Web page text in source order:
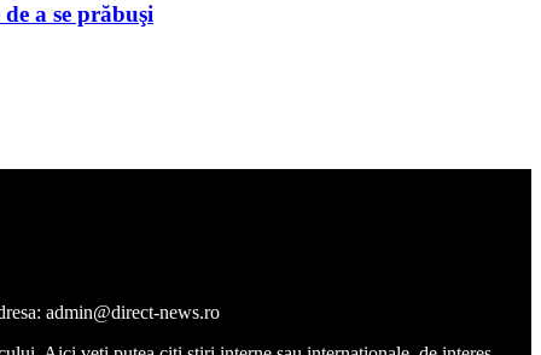
a se prăbuşi
admin@direct-news.ro